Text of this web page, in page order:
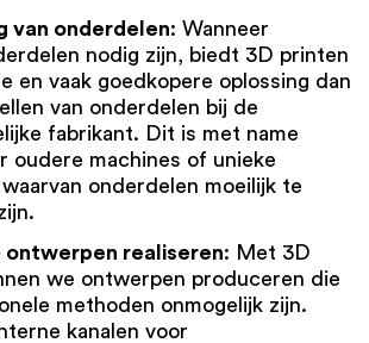
van onderdelen: Wanneer
nodig zijn, biedt 3D printen
en vaak goedkopere oplossing dan
van onderdelen bij de
fabrikant. Dit is met name
oudere machines of unieke
onderdelen moeilijk te
ontwerpen realiseren: Met 3D
we ontwerpen produceren die
methoden onmogelijk zijn.
kanalen voor